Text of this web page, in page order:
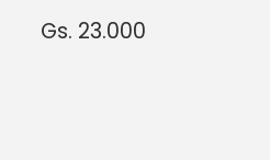
Precio
Gs. 23.000